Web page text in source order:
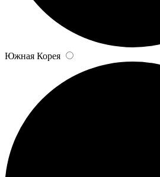
Южная Корея